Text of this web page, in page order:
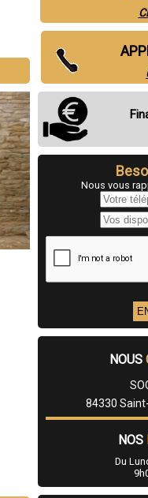
Nous vous
NOUS
84330
NOS
Du